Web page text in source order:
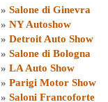
» Salone di Ginevra
» NY Autoshow
» Detroit Auto Show
» Salone di Bologna
» LA Auto Show
» Parigi Motor Show
» Saloni Francoforte